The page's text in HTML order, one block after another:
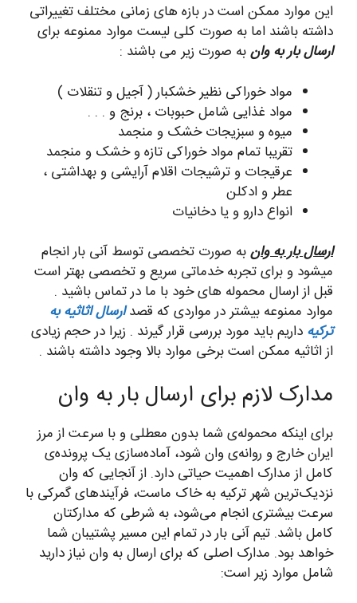
این موارد ممکن است در بازه های زمانی مختلف تغییراتی
داشته باشند اما به صورت کلی لیست موارد ممنوعه برای
ارسال بار به وانبه صورت زیر می باشند :
مواد خوراکی نظیر خشکبار ( آجیل و تنقلات )
مواد غذایی شامل حبوبات ، برنج و . . .
میوه و سبزیجات خشک و منجمد
تقریبا تمام مواد خوراکی تازه و خشک و منجمد
عرقیجات و ترشیجات اقلام آرایشی و بهداشتی ،
عطر و ادکلن
انواع دارو و یا دخانیات
ارسال بار به وانبه صورت تخصصی توسط آنی بار انجام
میشود و برای تجربه خدماتی سریع و تخصصی بهتر است
قبل از ارسال محموله های خود با ما در تماس باشید .
موارد ممنوعه بیشتر در مواردی که قصدارسال اثاثیه به
ترکیه داریم باید مورد بررسی قرار گیرند . زیرا در حجم زیادی
از اثاثیه ممکن است برخی موارد بالا وجود داشته باشند .
مدارک لازم برای ارسال بار به وان
برای اینکه محموله‌ی شما بدون معطلی و با سرعت از مرز
ایران خارج و روانه‌ی وان شود، آماده‌سازی یک پرونده‌ی
کامل از مدارک اهمیت حیاتی دارد. از آنجایی که وان
نزدیک‌ترین شهر ترکیه به خاک ماست، فرآیندهای گمرکی با
سرعت بیشتری انجام می‌شود، به شرطی که مدارکتان
کامل باشد. تیم آنی بار در تمام این مسیر پشتیبان شما
خواهد بود. مدارک اصلی که برای ارسال به وان نیاز دارید
شامل موارد زیر است: